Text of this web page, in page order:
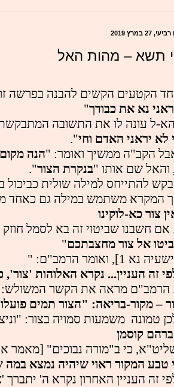
27 במרץ 2019
תשא – מהות האל
הקטעים הקשים להבנה בפרשה
נא את כבודך"
ל עונה לו את התשובה
לא יראני האדם וחי".
הקב"ה ממשיך ואומר: "הנה
והאל שם אותו "בנקרת הצור".
להתייחס למילה שולית כביכול
המקרא משתמש במילה גם כאחד
צור כא-לוקינו
אם חשבנו שביטוי זה בא לסמל
אל צור מחצבתכם"
נא 1], ואומר הרמב"ם: "
זה העניין... נקרא האלוהות
הרמב"ם מראה את הקשר המשולש:
– מקור-בריאה: "הצור תמים
טמונה  משמעות סמויה בצור:
קוסמן
כי ב"מורה נבוכים" [מאמר א' פרק טז] אומר הרמב"ם כי "צור הוא
טבע המקור ראוי שיהיה נמצא
זה העניין האחרון נקרא ה'